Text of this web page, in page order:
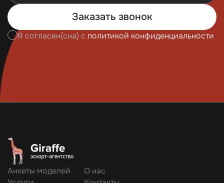
Заказать звонок
Я согласен(сна) с политикой конфиденциальности
Анкеты моделей
О нас